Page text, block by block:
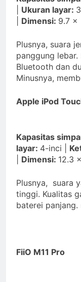
Ukuran layar:
Dimensi: 9.7 x
Plusnya, suara
panggung
Bluetooth dan
Minusnya,
Apple iPod
Kapasitas
layar: 4-inci |
Dimensi: 12.3
Plusnya, suara
tinggi. Kualitas
baterei
FiiO M11 Pro